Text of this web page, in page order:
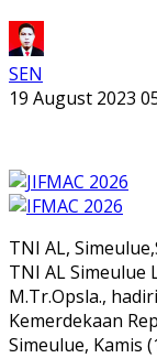
SEN
19 August 2023
TNI AL,
TNI AL Simeulue
M.Tr.Opsla.,
Kemerdekaan
Simeulue, Kamis